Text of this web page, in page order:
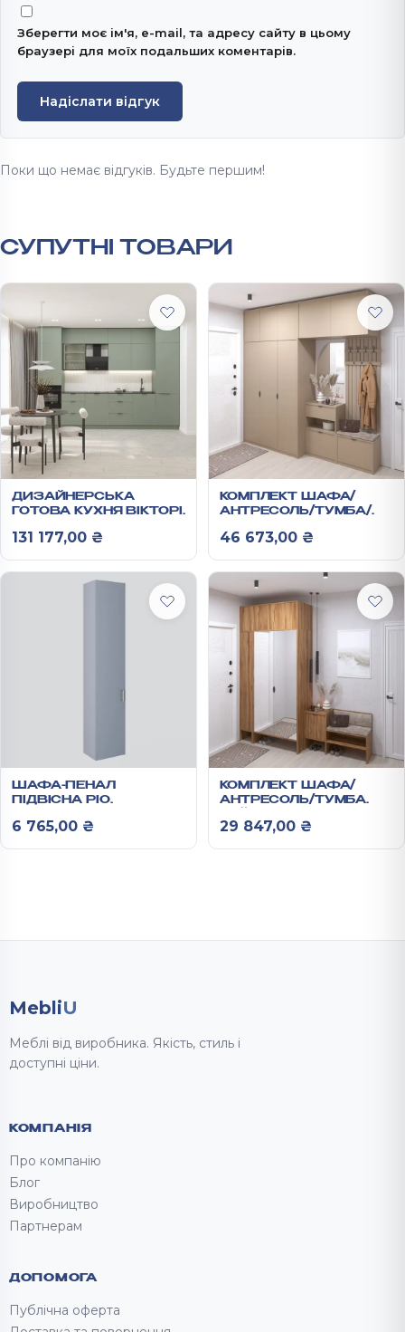
Зберегти моє ім'я, e-mail, та адресу сайту в цьому
браузері для моїх подальших коментарів.
Надіслати відгук
Поки що немає відгуків. Будьте першим!
СУПУТНІ ТОВАРИ
ДИЗАЙНЕРСЬКА
ГОТОВА КУХНЯ ВІКТОРІ
МАТОВИМИ
ДОВОДЧИКАМИ 3,6 М
131 177,00 ₴
КОМПЛЕКТ ШАФА/
АНТРЕСОЛЬ/ТУМБА/
РЕЙН №11
46 673,00 ₴
ШАФА-ПЕНАЛ
ПІДВІСНА РІО
6 765,00 ₴
КОМПЛЕКТ ШАФА/
АНТРЕСОЛЬ/ТУМБА
29 847,00 ₴
MebliU
Меблі від виробника. Якість, стиль і
доступні ціни.
КОМПАНІЯ
Про компанію
Блог
Виробництво
Партнерам
ДОПОМОГА
Публічна оферта